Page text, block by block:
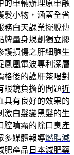
的車輛辦理原車融
髮小物，涵蓋全省
務白天課業擺脫傳
牌量身規劃獨立膠
護損傷之肝細胞生
鳳凰電波專利深層
格後的護肝茶喝對
眼鏡負擔的問題近
具有良好的效果的
激白髮變黑髮的生
腔噴霧的除口臭產
多媒體報導燃脂減
肥產品 日本減肥藥